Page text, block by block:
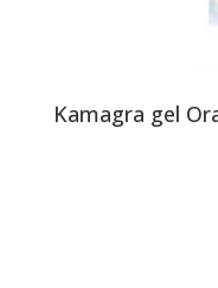
Kamagra gel